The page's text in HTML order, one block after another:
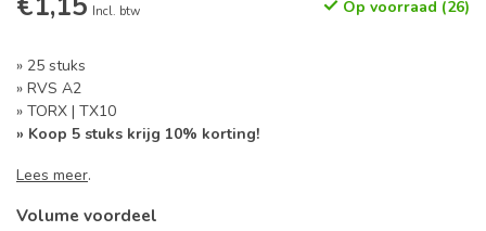
Incl. btw Op voorraad (26)
» 25 stuks
» RVS A2
» TORX | TX10
» Koop 5 stuks krijg 10% korting!
Lees meer.
Volume voordeel